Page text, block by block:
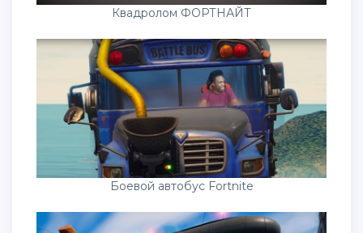
Квадролом ФОРТНАЙТ
Боевой автобус Fortnite